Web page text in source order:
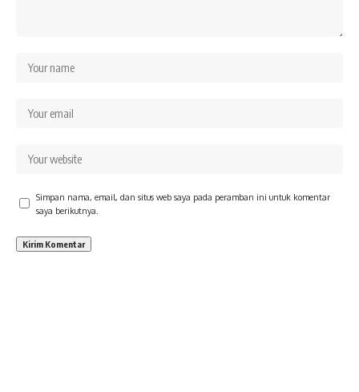
Simpan nama, email, dan situs web saya pada peramban ini untuk komentar
saya berikutnya.